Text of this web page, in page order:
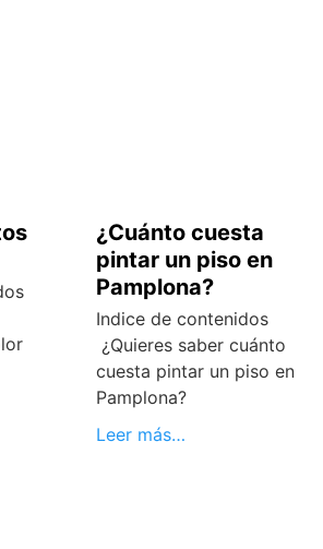
¿Cuánto cuesta
pintar un piso en
Pamplona?
Indice de contenidos
¿Quieres saber cuánto
cuesta pintar un piso en
Pamplona?
Leer más…